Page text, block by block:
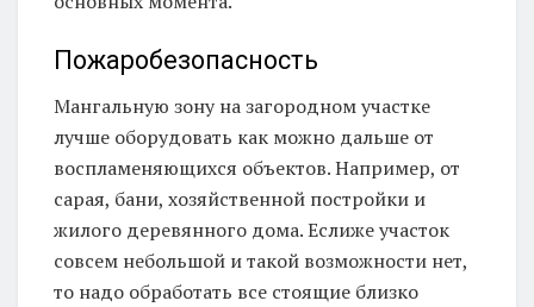
Пожаробезопасность
Мангальную зону на загородном участке
лучше оборудовать как можно дальше от
воспламеняющихся объектов. Например, от
сарая, бани, хозяйственной постройки и
жилого деревянного дома. Еслиже участок
совсем небольшой и такой возможности нет,
то надо обработать все стоящие близко